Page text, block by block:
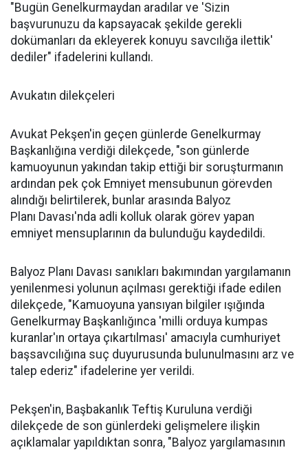
"Bugün Genelkurmaydan aradılar ve 'Sizin
başvurunuzu da kapsayacak şekilde gerekli
dokümanları da ekleyerek konuyu savcılığa ilettik'
dediler" ifadelerini kullandı.
Avukatın dilekçeleri
Avukat Pekşen'in geçen günlerde Genelkurmay
Başkanlığına verdiği dilekçede, "son günlerde
kamuoyunun yakından takip ettiği bir soruşturmanın
ardından pek çok Emniyet mensubunun görevden
alındığı belirtilerek, bunlar arasında Balyoz
Planı Davası'nda adli kolluk olarak görev yapan
emniyet mensuplarının da bulunduğu kaydedildi.
Balyoz Planı Davası sanıkları bakımından yargılamanın
yenilenmesi yolunun açılması gerektiği ifade edilen
dilekçede, "Kamuoyuna yansıyan bilgiler ışığında
Genelkurmay Başkanlığınca 'milli orduya kumpas
kuranlar'ın ortaya çıkartılması' amacıyla cumhuriyet
başsavcılığına suç duyurusunda bulunulmasını arz ve
talep ederiz" ifadelerine yer verildi.
Pekşen'in, Başbakanlık Teftiş Kuruluna verdiği
dilekçede de son günlerdeki gelişmelere ilişkin
açıklamalar yapıldıktan sonra, "Balyoz yargılamasının